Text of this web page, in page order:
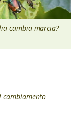
cambia marcia?
cambiamento